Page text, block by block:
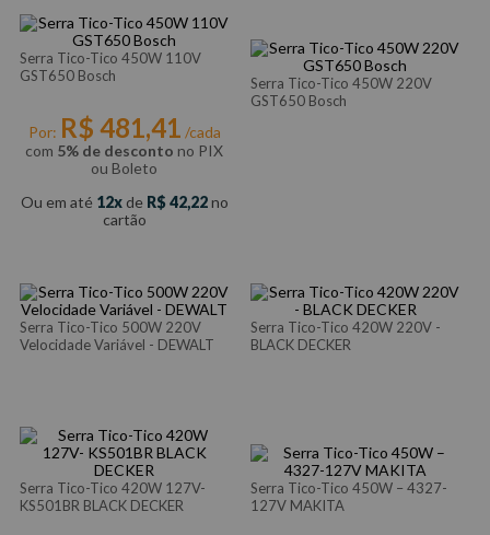
Serra Tico-Tico 450W 110V
GST650 Bosch
Por: R$ 481,41 /cada
com 5% de desconto no PIX
ou Boleto
Ou em até 12 de R$ 42,22no
cartão
Serra Tico-Tico 450W 220V
GST650 Bosch
Serra Tico-Tico 500W 220V
Velocidade Variável - DEWALT
Serra Tico-Tico 420W 220V -
BLACK DECKER
Serra Tico-Tico 420W 127V-
KS501BR BLACK DECKER
Serra Tico-Tico 450W – 4327-
127V MAKITA